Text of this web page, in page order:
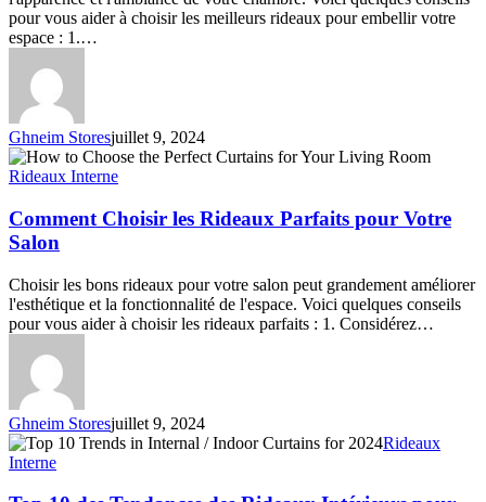
pour vous aider à choisir les meilleurs rideaux pour embellir votre
espace : 1.…
Ghneim Storesjuillet 9, 2024
Comment
Choisir
Rideaux
Parfaits
pour
Salon
Rideaux Interne
Comment Choisir les Rideaux Parfaits pour Votre
Salon
Choisir les bons rideaux pour votre salon peut grandement améliorer
l'esthétique et la fonctionnalité de l'espace. Voici quelques conseils
pour vous aider à choisir les rideaux parfaits : 1. Considérez…
Ghneim Storesjuillet 9, 2024
Top
10
Rideaux
Interne